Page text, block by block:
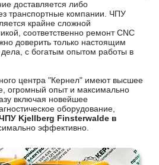
доставляется либо
транспортные компании. ЧПУ
крайне сложной
соответственно ремонт CNC
доверить только настоящим
с богатым опытом работы в
центра "Кернел" имеют высшее
огромный опыт и максимально
включая новейшее
оборудование,
Kjellberg Finsterwalde в
эффективно.